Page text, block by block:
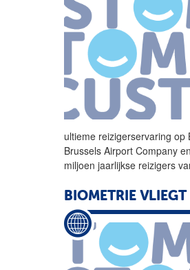
ultieme reizigerservaring op
Brussels Airport Company
miljoen jaarlijkse reizigers
BIOMETRIE